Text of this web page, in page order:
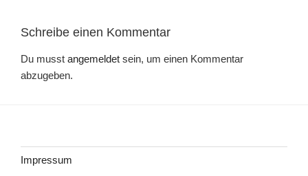
Schreibe einen Kommentar
Du musst angemeldet sein, um einen Kommentar
abzugeben.
Impressum